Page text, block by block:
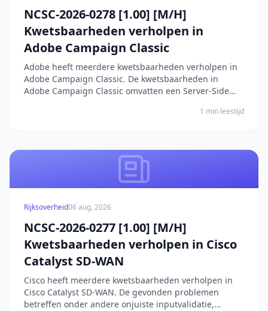
NCSC-2026-0278 [1.00] [M/H]
Kwetsbaarheden verholpen in
Adobe Campaign Classic
Adobe heeft meerdere kwetsbaarheden verholpen in
Adobe Campaign Classic. De kwetsbaarheden in
Adobe Campaign Classic omvatten een Server-Side
maakt zonder gebruikersinteractie, een onjuiste1 min leestijd
Rijksoverheid06 aug. 2026
NCSC-2026-0277 [1.00] [M/H]
Kwetsbaarheden verholpen in Cisco
Catalyst SD-WAN
Cisco heeft meerdere kwetsbaarheden verholpen in
Cisco Catalyst SD-WAN. De gevonden problemen
betreffen onder andere onjuiste inputvalidatie,